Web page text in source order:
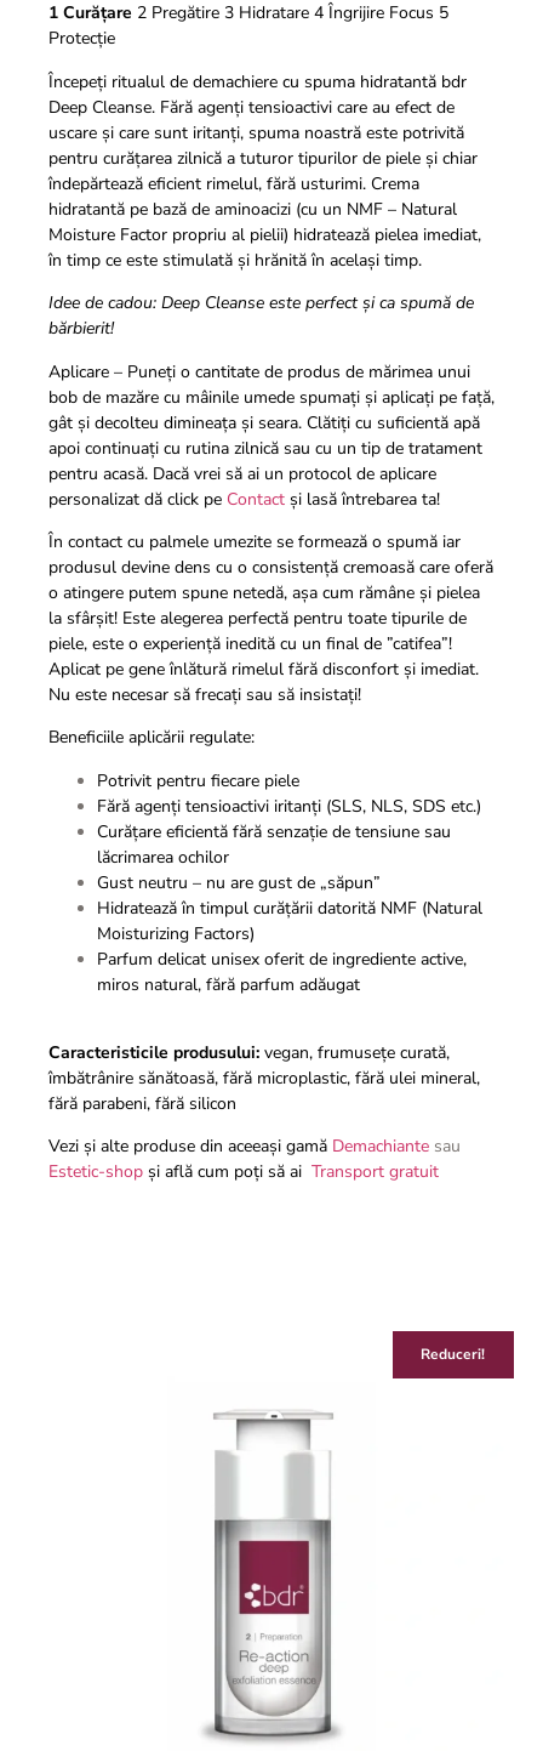
1 Curățare 2 Pregătire 3 Hidratare 4 Îngrijire Focus 5
Protecție
Începeți ritualul de demachiere cu spuma hidratantă bdr
Deep Cleanse. Fără agenți tensioactivi care au efect de
uscare și care sunt iritanți, spuma noastră este potrivită
pentru curățarea zilnică a tuturor tipurilor de piele și chiar
îndepărtează eficient rimelul, fără usturimi. Crema
hidratantă pe bază de aminoacizi (cu un NMF – Natural
Moisture Factor propriu al pielii) hidratează pielea imediat,
în timp ce este stimulată și hrănită în același timp.
Idee de cadou: Deep Cleanse este perfect și ca spumă de
bărbierit!
Aplicare – Puneți o cantitate de produs de mărimea unui
bob de mazăre cu mâinile umede spumați și aplicați pe față,
gât și decolteu dimineața și seara. Clătiți cu suficientă apă
apoi continuați cu rutina zilnică sau cu un tip de tratament
pentru acasă. Dacă vrei să ai un protocol de aplicare
personalizat dă click pe Contact și lasă întrebarea ta!
În contact cu palmele umezite se formează o spumă iar
produsul devine dens cu o consistență cremoasă care oferă
o atingere putem spune netedă, așa cum rămâne și pielea
la sfârșit! Este alegerea perfectă pentru toate tipurile de
piele, este o experiență inedită cu un final de ”catifea”!
Aplicat pe gene înlătură rimelul fără disconfort și imediat.
Nu este necesar să frecați sau să insistați!
Beneficiile aplicării regulate:
Potrivit pentru fiecare piele
Fără agenți tensioactivi iritanți (SLS, NLS, SDS etc.)
Curățare eficientă fără senzație de tensiune sau
lăcrimarea ochilor
Gust neutru – nu are gust de „săpun”
Hidratează în timpul curățării datorită NMF (Natural
Moisturizing Factors)
Parfum delicat unisex oferit de ingrediente active,
miros natural, fără parfum adăugat
Caracteristicile produsului: vegan, frumusețe curată,
îmbătrânire sănătoasă, fără microplastic, fără ulei mineral,
fără parabeni, fără silicon
Vezi și alte produse din aceeași gamă Demachiante sau
Estetic-shop și află cum poți să ai Transport gratuit
Reduceri!